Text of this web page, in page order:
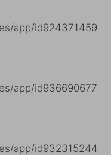
app/id924371459
app/id936690677
app/id932315244